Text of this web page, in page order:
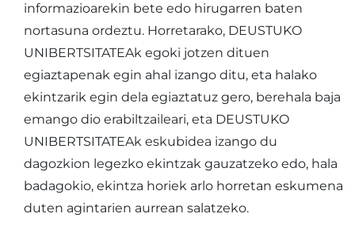
informazioarekin bete edo hirugarren baten
nortasuna ordeztu. Horretarako, DEUSTUKO
UNIBERTSITATEAk egoki jotzen dituen
egiaztapenak egin ahal izango ditu, eta halako
ekintzarik egin dela egiaztatuz gero, berehala baja
emango dio erabiltzaileari, eta DEUSTUKO
UNIBERTSITATEAk eskubidea izango du
dagozkion legezko ekintzak gauzatzeko edo, hala
badagokio, ekintza horiek arlo horretan eskumena
duten agintarien aurrean salatzeko.